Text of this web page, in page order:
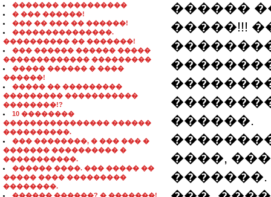
������� ����������
� ��� ������!
��� �� ��� �� ������!
���������������.
���������� �� �������!
��� ������ ������ �����
������������� ���������
����� ������ � ����
������!
����� �� ���������
��������� �����������
��������!?
10 ��������
���������������� ������
����������.
��� ��������, � ��� ��� �
������� ���������� �
�����������.
������ ����. ��� ����� ��
����� ���� ���������
��������.
������ ������? � �������!
������
�����!!!
������.
����,